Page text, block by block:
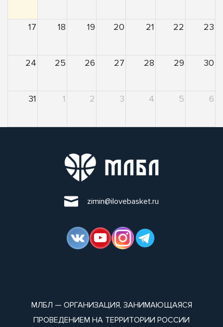
17 18 19 20 21 22 23
24 25 26 27 28 29 30
31 1 2 3 4 5 6
zimin@ilovebasket.ru
МЛБЛ — ОРГАНИЗАЦИЯ, ЗАНИМАЮЩАЯСЯ
ПРОВЕДЕНИЕМ НА ТЕРРИТОРИИ РОССИИ